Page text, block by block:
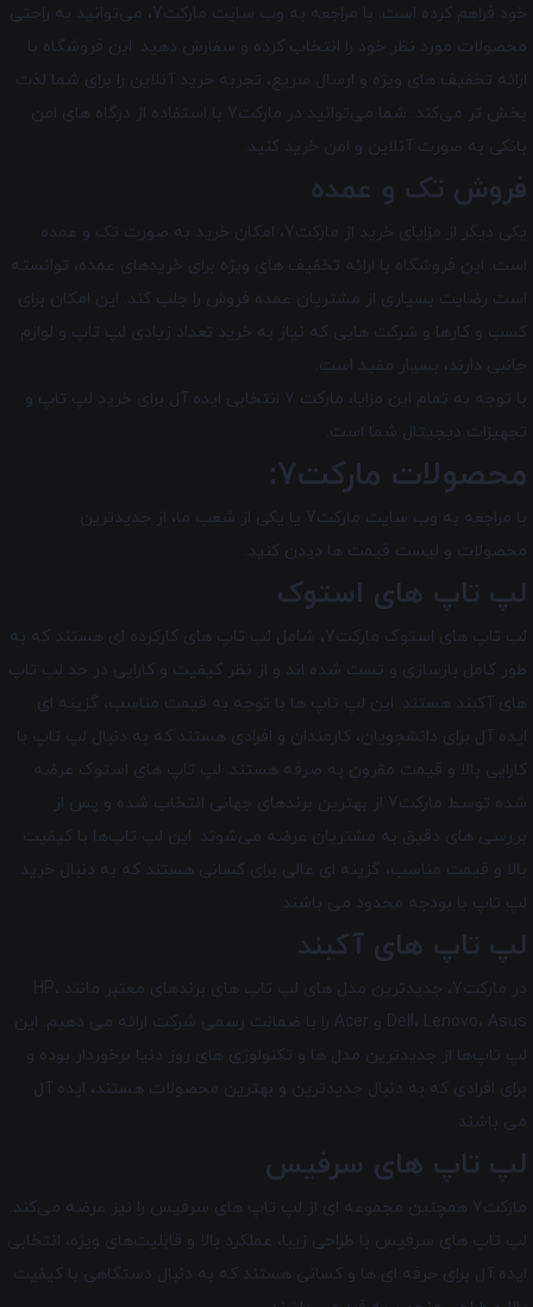
خود فراهم کرده است. با مراجعه به وب سایت مارکت7، می‌توانید به راحتی
محصولات مورد نظر خود را انتخاب کرده و سفارش دهید. این فروشگاه با
ارائه تخفیف های ویژه و ارسال سریع، تجربه خرید آنلاین را برای شما لذت
بخش تر می‌کند. شما می‌توانید در مارکت7 با استفاده از درگاه‌ های امن
بانکی به صورت آنلاین و امن خرید کنید.
فروش تک و عمده
یکی دیگر از مزایای خرید از مارکت7، امکان خرید به صورت تک و عمده
است. این فروشگاه با ارائه تخفیف های ویژه برای خریدهای عمده، توانسته
است رضایت بسیاری از مشتریان عمده ‌فروش را جلب کند. این امکان برای
کسب و کارها و شرکت‌ هایی که نیاز به خرید تعداد زیادی لپ تاپ و لوازم
جانبی دارند، بسیار مفید است.
با توجه به تمام این مزایا، مارکت 7 انتخابی ایده ‌آل برای خرید لپ ‌تاپ و
تجهیزات دیجیتال شما است.
محصولات مارکت7:
با مراجعه به وب سایت مارکت7 یا یکی از شعب ما، از جدیدترین
محصولات و لیست قیمت ها دیدن کنید.
لپ تاپ های استوک
لپ تاپ های استوک مارکت7، شامل لپ تاپ های کارکرده ای هستند که به
طور کامل بازسازی و تست شده اند و از نظر کیفیت و کارایی در حد لپ تاپ
های آکبند هستند. این لپ تاپ ها با توجه به قیمت مناسب، گزینه ای
ایده آل برای دانشجویان، کارمندان و افرادی هستند که به دنبال لپ تاپ با
کارایی بالا و قیمت مقرون به صرفه هستند. لپ تاپ‌ های استوک عرضه
شده توسط مارکت7 از بهترین برندهای جهانی انتخاب شده و پس از
بررسی‌ های دقیق به مشتریان عرضه می‌شوند. این لپ تاپ‌ها با کیفیت
بالا و قیمت مناسب، گزینه ‌ای عالی برای کسانی هستند که به دنبال خرید
لپ تاپ با بودجه محدود می‌ باشند.
لپ تاپ های آکبند
در مارکت7، جدیدترین مدل های لپ تاپ های برندهای معتبر مانند HP،
Dell، Lenovo، Asus و Acer را با ضمانت رسمی شرکت ارائه می دهیم. این
لپ تاپ‌ها از جدیدترین مدل ‌ها و تکنولوژی های روز دنیا برخوردار بوده و
برای افرادی که به دنبال جدیدترین و بهترین محصولات هستند، ایده آل
می ‌باشند.
لپ تاپ های سرفیس
مارکت7 همچنین مجموعه ای از لپ تاپ‌ های سرفیس را نیز عرضه می‌کند.
لپ تاپ‌ های سرفیس با طراحی زیبا، عملکرد بالا و قابلیت‌های ویژه، انتخابی
ایده آل برای حرفه ای ها و کسانی هستند که به دنبال دستگاهی با کیفیت